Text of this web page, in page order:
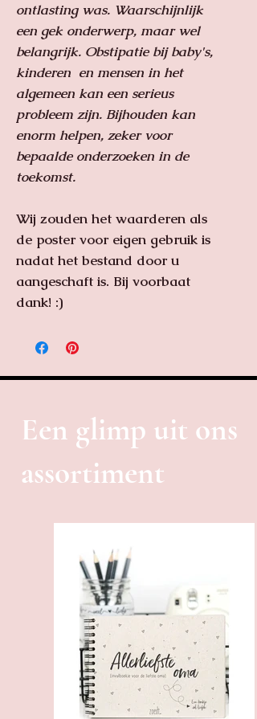
ontlasting was. Waarschijnlijk
een gek onderwerp, maar wel
belangrijk. Obstipatie bij baby's,
kinderen en mensen in het
algemeen kan een serieus
probleem zijn. Bijhouden kan
enorm helpen, zeker voor
bepaalde onderzoeken in de
toekomst.
Wij zouden het waarderen als
de poster voor eigen gebruik is
nadat het bestand door u
aangeschaft is. Bij voorbaat
dank! :)
Een glimp uit ons
assortiment